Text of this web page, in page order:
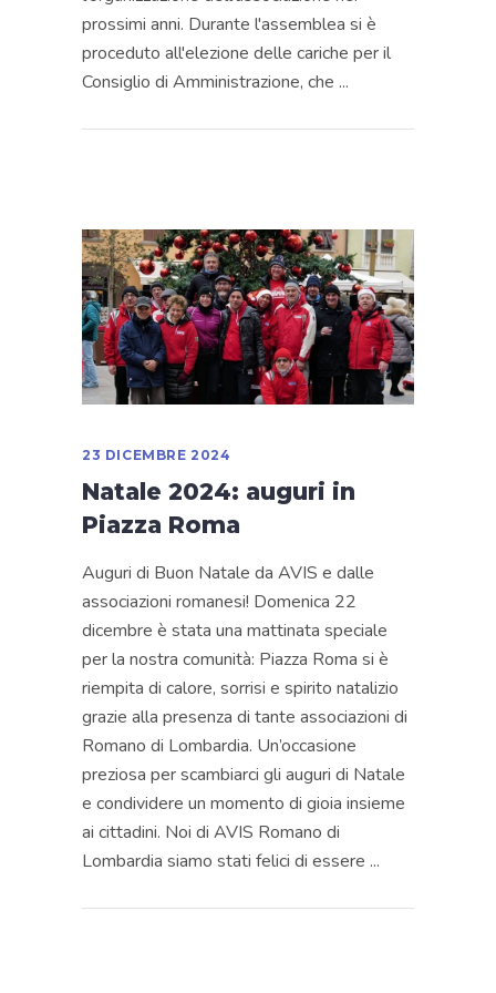
prossimi anni. Durante l'assemblea si è
proceduto all'elezione delle cariche per il
Consiglio di Amministrazione, che
23 DICEMBRE 2024
Natale 2024: auguri in
Piazza Roma
Auguri di Buon Natale da AVIS e dalle
associazioni romanesi! Domenica 22
dicembre è stata una mattinata speciale
per la nostra comunità: Piazza Roma si è
riempita di calore, sorrisi e spirito natalizio
grazie alla presenza di tante associazioni di
Romano di Lombardia. Un’occasione
preziosa per scambiarci gli auguri di Natale
e condividere un momento di gioia insieme
ai cittadini. Noi di AVIS Romano di
Lombardia siamo stati felici di essere